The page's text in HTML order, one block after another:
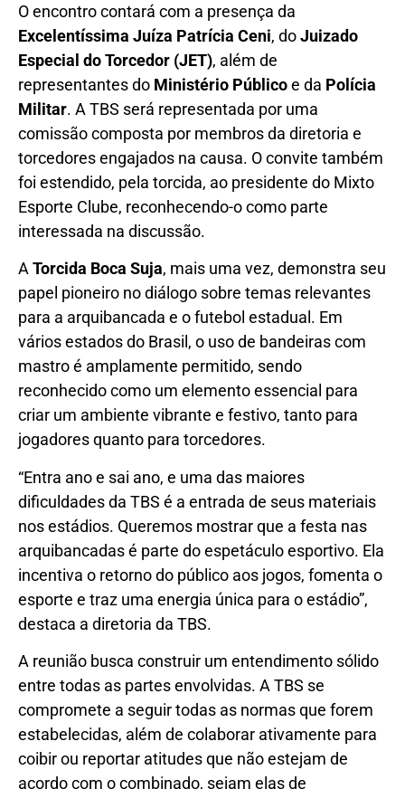
O encontro contará com a presença da
Excelentíssima Juíza Patrícia Ceni, doJuizado
Especial do Torcedor (JET), além de
representantes do Ministério Públicoe da Polícia
Militar. A TBS será representada por uma
comissão composta por membros da diretoria e
torcedores engajados na causa. O convite também
foi estendido, pela torcida, ao presidente do Mixto
Esporte Clube, reconhecendo-o como parte
interessada na discussão.
ATorcida Boca Suja, mais uma vez, demonstra seu
papel pioneiro no diálogo sobre temas relevantes
para a arquibancada e o futebol estadual. Em
vários estados do Brasil, o uso de bandeiras com
mastro é amplamente permitido, sendo
reconhecido como um elemento essencial para
criar um ambiente vibrante e festivo, tanto para
jogadores quanto para torcedores.
“Entra ano e sai ano, e uma das maiores
dificuldades da TBS é a entrada de seus materiais
nos estádios. Queremos mostrar que a festa nas
arquibancadas é parte do espetáculo esportivo. Ela
incentiva o retorno do público aos jogos, fomenta o
esporte e traz uma energia única para o estádio”,
destaca a diretoria da TBS.
A reunião busca construir um entendimento sólido
entre todas as partes envolvidas. A TBS se
compromete a seguir todas as normas que forem
estabelecidas, além de colaborar ativamente para
coibir ou reportar atitudes que não estejam de
acordo com o combinado, sejam elas de